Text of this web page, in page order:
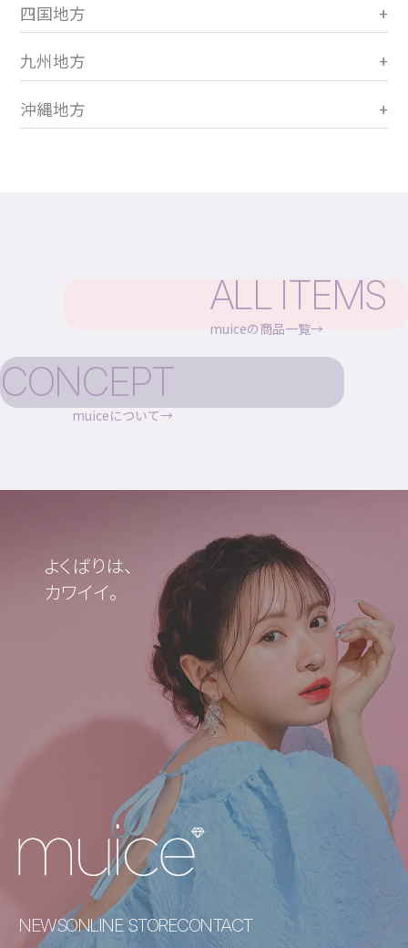
四国地方
九州地方
沖縄地方
ALL ITEMS
muiceの商品一覧
CONCEPT
muiceについて
よくばりは、
カワイイ。
NEWSONLINE STORECONTACT